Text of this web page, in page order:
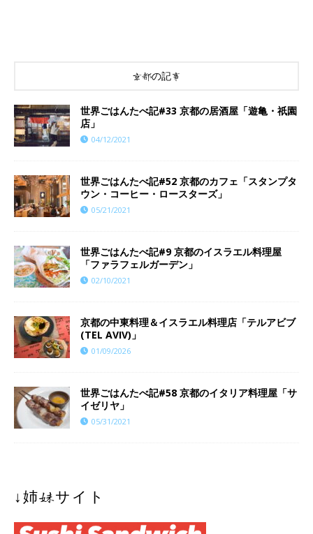
京都の記事
世界ごはんたべ記#33 京都の居酒屋「遊亀・祇園
店」
04/12/2021
世界ごはんたべ記#52 京都のカフェ「スタンプタ
ウン・コーヒー・ロースターズ」
05/21/2021
世界ごはんたべ記#9 京都のイスラエル料理屋
「ファラフェルガーデン」
02/10/2021
京都の中東料理＆イスラエル料理店「テルアビブ
(TEL AVIV)」
01/09/2026
世界ごはんたべ記#58 京都のイタリア料理屋「サ
イゼリヤ」
05/31/2021
↓姉妹サイト